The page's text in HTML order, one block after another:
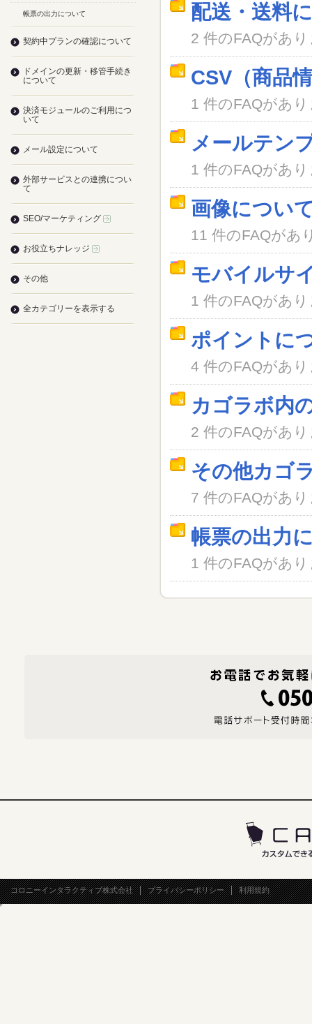
配送・送料
2 件のFAQがあ
CSV（商品
1 件のFAQがあ
メールテン
1 件のFAQがあ
画像につい
11 件のFAQがあ
モバイルサ
1 件のFAQがあ
ポイントに
4 件のFAQがあ
カゴラボ内
2 件のFAQがあ
その他カゴ
7 件のFAQがあ
帳票の出力
1 件のFAQがあ
帳票の出力について
契約中プランの確認について
ドメインの更新・移管手続き
について
決済モジュールのご利用につ
いて
メール設定について
外部サービスとの連携につい
て
SEO/マーケティング
お役立ちナレッジ
その他
全カテゴリーを表示する
コロニーインタラクティブ株式会社 プライバシーポリシー 利用規約